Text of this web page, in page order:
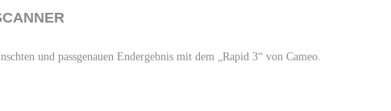
und passgenauen Endergebnis mit dem „Rapid 3“ von Cameo.